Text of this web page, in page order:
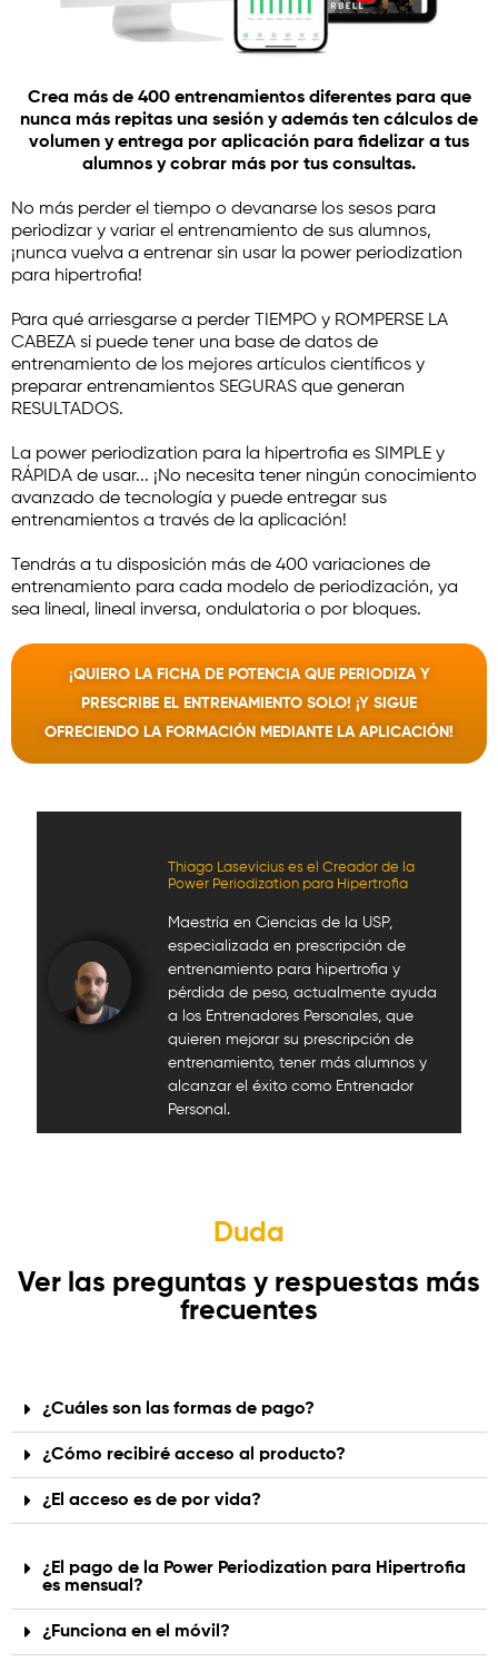
Crea más de 400 entrenamientos diferentes para que
nunca más repitas una sesión y además ten cálculos de
volumen y entrega por aplicación para fidelizar a tus
alumnos y cobrar más por tus consultas.​
No más perder el tiempo o devanarse los sesos para
periodizar y variar el entrenamiento de sus alumnos,
¡nunca vuelva a entrenar sin usar la power periodization
para hipertrofia!
Para qué arriesgarse a perder TIEMPO y ROMPERSE LA
CABEZA si puede tener una base de datos de
entrenamiento de los mejores artículos científicos y
preparar entrenamientos SEGURAS que generan
RESULTADOS.
La power periodization para la hipertrofia es SIMPLE y
RÁPIDA de usar... ¡No necesita tener ningún conocimiento
avanzado de tecnología y puede entregar sus
entrenamientos a través de la aplicación!
Tendrás a tu disposición más de 400 variaciones de
entrenamiento para cada modelo de periodización, ya
sea lineal, lineal inversa, ondulatoria o por bloques.
¡QUIERO LA FICHA DE POTENCIA QUE PERIODIZA Y
PRESCRIBE EL ENTRENAMIENTO SOLO! ¡Y SIGUE
OFRECIENDO LA FORMACIÓN MEDIANTE LA APLICACIÓN!
Thiago Lasevicius es el Creador de la
Power Periodization para Hipertrofia
Maestría en Ciencias de la USP,
especializada en prescripción de
entrenamiento para hipertrofia y
pérdida de peso, actualmente ayuda
a los Entrenadores Personales, que
quieren mejorar su prescripción de
entrenamiento, tener más alumnos y
alcanzar el éxito como Entrenador
Personal.
Duda
Ver las preguntas y respuestas más
frecuentes
¿Cuáles son las formas de pago?
¿Cómo recibiré acceso al producto?
¿El acceso es de por vida?
¿El pago de la Power Periodization para Hipertrofia
es mensual?
¿Funciona en el móvil?